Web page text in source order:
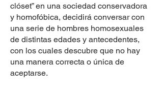
clóset” en una sociedad conservadora
y homofóbica, decidirá conversar con
una serie de hombres homosexuales
de distintas edades y antecedentes,
con los cuales descubre que no hay
una manera correcta o única de
aceptarse.